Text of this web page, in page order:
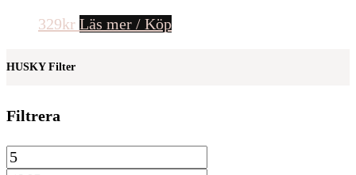
329kr Läs mer / Köp
HUSKY Filter
Filtrera